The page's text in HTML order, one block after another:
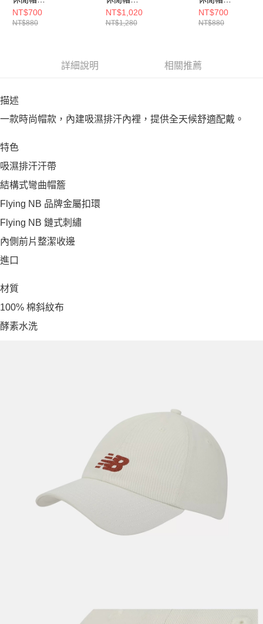
LAH51004GAB-F
NT$700
NT$880
LAH00443GAB-F
NT$1,020
NT$1,280
LAH51017SST-F
NT$700
NT$880
詳細說明 相關推薦
描述
一款時尚帽款，內建吸濕排汗內裡，提供全天候舒適配戴。
特色
吸濕排汗汗帶
結構式彎曲帽簷
Flying NB 品牌金屬扣環
Flying NB 鏈式刺繡
內側前片整潔收邊
進口
材質
100% 棉斜紋布
酵素水洗